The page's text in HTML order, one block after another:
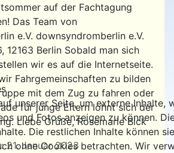
auf der Fachtagung
Das Team von
e.V. downsyndromberlin e.V.
12163 Berlin Sobald man sich
wir es auf die Internetseite.
Fahrgemeinschaften zu bilden
mit dem Zug zu fahren oder
für junge Eltern lohnt sich der
Liebe Grüße, Rosemarie Bick
21. Januar 2023
unserer Seite, um externe Inhalte,
und Fotos anzeigen zu können.
Die restlichen Inhalte können sie
ohne Cookies betrachten. Wir